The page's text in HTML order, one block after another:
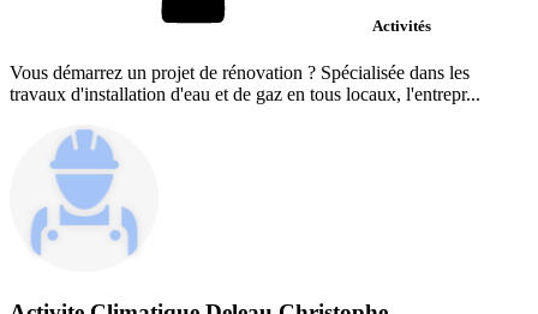
Activités
Vous démarrez un projet de rénovation ? Spécialisée dans les
travaux d'installation d'eau et de gaz en tous locaux, l'entrepr...